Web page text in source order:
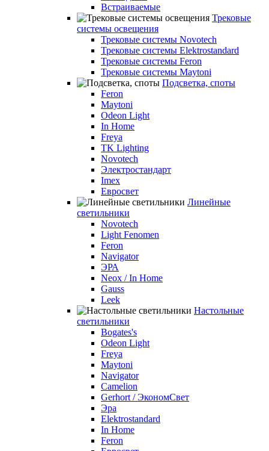
Встраиваемые
Трековые
системы освещения
Трековые системы Novotech
Трековые системы Elektrostandard
Трековые системы Feron
Трековые системы Maytoni
Подсветка, споты
Feron
Maytoni
Odeon Light
In Home
Freya
TK Lighting
Novotech
Электростандарт
Imex
Евросвет
Линейные
светильники
Novotech
Light Fenomen
Feron
Navigator
ЭРА
Neox / In Home
Gauss
Leek
Настольные
светильники
Bogates's
Odeon Light
Freya
Maytoni
Navigator
Camelion
Gerhort / ЭкономСвет
Эра
Elektrostandard
In Home
Feron